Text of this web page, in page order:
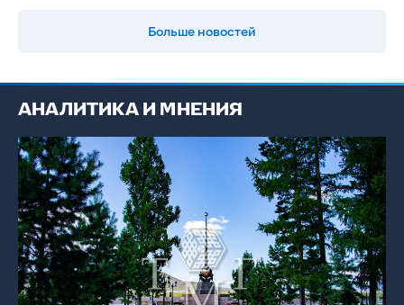
Больше новостей
АНАЛИТИКА И МНЕНИЯ